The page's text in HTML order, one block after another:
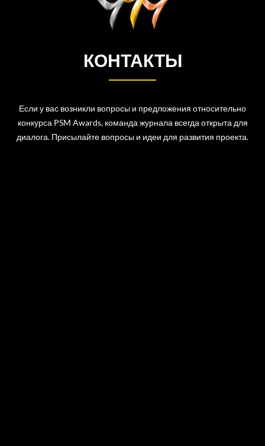
КОНТАКТЫ
Если у вас возникли вопросы и предложения относительно
конкурса PSM Awards, команда журнала всегда открыта для
диалога. Присылайте вопросы и идеи для развития проекта.